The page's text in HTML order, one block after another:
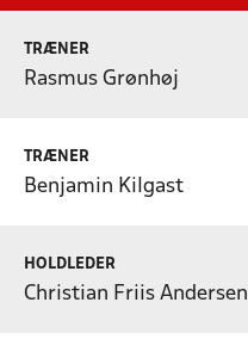
TRÆNER
Rasmus Grønhøj
TRÆNER
Benjamin Kilgast
HOLDLEDER
Christian Friis Andersen